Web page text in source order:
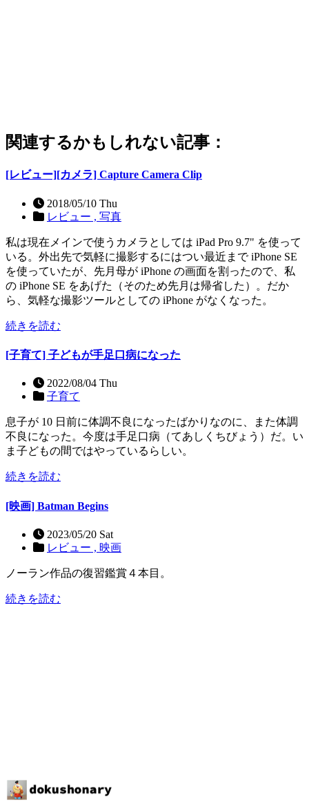
関連するかもしれない記事：
[レビュー][カメラ] Capture Camera Clip
2018/05/10 Thu
レビュー , 写真
私は現在メインで使うカメラとしては iPad Pro 9.7" を使って
いる。外出先で気軽に撮影するにはつい最近まで iPhone SE
を使っていたが、先月母が iPhone の画面を割ったので、私
の iPhone SE をあげた（そのため先月は帰省した）。だか
ら、気軽な撮影ツールとしての iPhone がなくなった。
続きを読む
[子育て] 子どもが手足口病になった
2022/08/04 Thu
子育て
息子が 10 日前に体調不良になったばかりなのに、また体調
不良になった。今度は手足口病（てあしくちびょう）だ。い
ま子どもの間ではやっているらしい。
続きを読む
[映画] Batman Begins
2023/05/20 Sat
レビュー , 映画
ノーラン作品の復習鑑賞４本目。
続きを読む